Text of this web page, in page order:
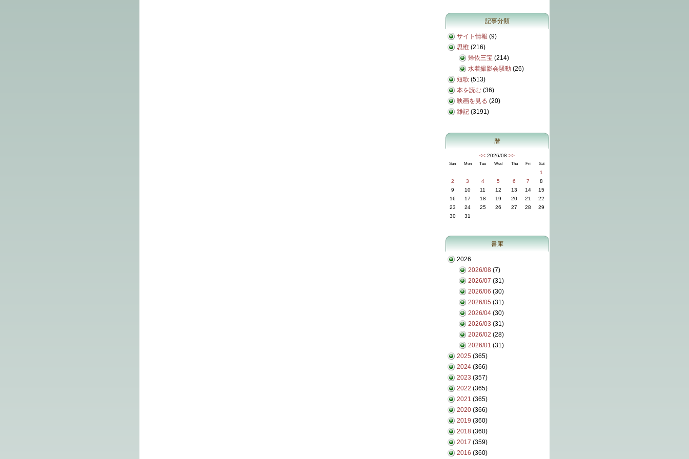
記事分類
サイト情報 (9)
思惟 (216)
帰依三宝 (214)
水着撮影会騒動 (26)
短歌 (513)
本を読む (36)
映画を見る (20)
雑記 (3191)
暦
<< 2026/08 >>
Sun Mon Tue Wed Thu Fri Sat
1
2
3 4 5 6 7
8
9
10 11 12 13 14
15
16
17 18 19 20 21
22
23
24 25 26 27 28
29
30
31
書庫
2026
2026/08 (7)
2026/07 (31)
2026/06 (30)
2026/05 (31)
2026/04 (30)
2026/03 (31)
2026/02 (28)
2026/01 (31)
2025 (365)
2024 (366)
2023 (357)
2022 (365)
2021 (365)
2020 (366)
2019 (360)
2018 (360)
2017 (359)
2016 (360)